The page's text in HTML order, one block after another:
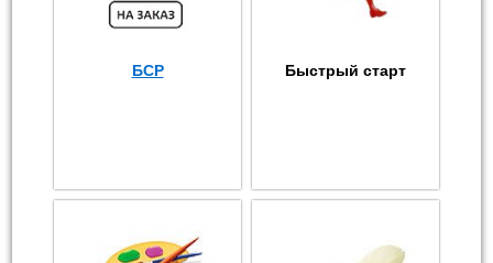
БСР Быстрый старт